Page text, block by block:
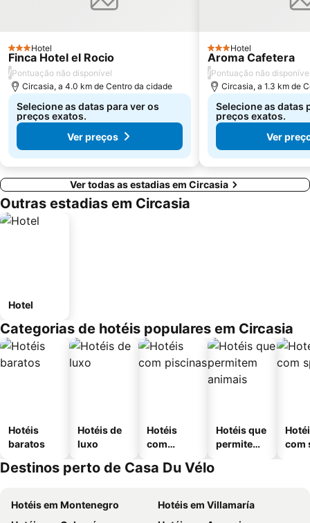
3 Estrelas
Hotel
Finca Hotel el Rocio
/Pontuação não disponível
Circasia, a 4.0 km de Centro da cidade
Selecione as datas para ver os
preços exatos.
Ver preços
3 Estrelas
Hotel
Aroma Cafetera
/Pontuação não
Circasia, a 1.3 km de
Selecione as datas
preços exatos.
Ver
Ver todas as estadias em Circasia
Outras estadias em Circasia
Hotel
Categorias de hotéis populares em Circasia
Hotéis
baratos
Hotéis de
luxo
Hotéis
com
Hotéis que
permitem
com
Destinos perto de Casa Du Vélo
Hotéis em Montenegro
Hotéis em Villamaría